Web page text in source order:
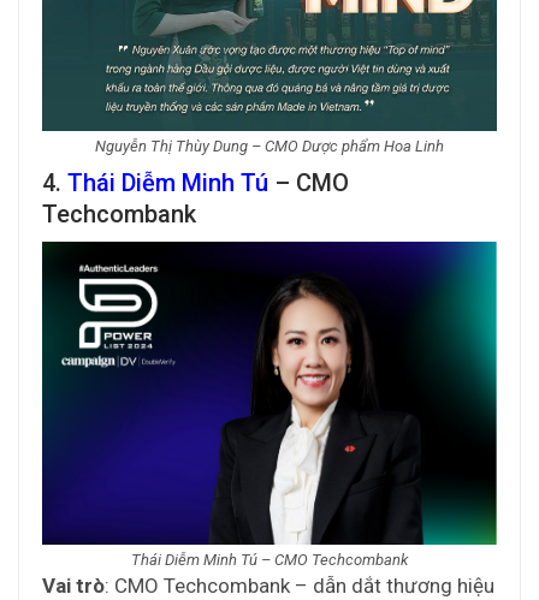
Nguyễn Thị Thùy Dung – CMO Dược phẩm Hoa Linh
4. Thái Diễm Minh Tú – CMO
Techcombank
Thái Diễm Minh Tú – CMO Techcombank
Vai trò: CMO Techcombank – dẫn dắt thương hiệu